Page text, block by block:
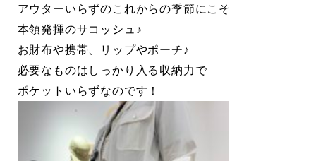
アウターいらずのこれからの季節にこそ
本領発揮のサコッシュ♪
お財布や携帯、リップやポーチ♪
必要なものはしっかり入る収納力で
ポケットいらずなのです！